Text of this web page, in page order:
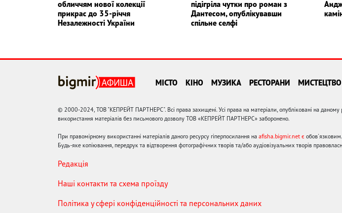
обличчям нової колекції
прикрас до 35-річчя
Незалежності України
підігріла чутки про роман з
Дантесом, опублікувавши
спільне селфі
МІСТО КІНО МУЗИКА РЕСТОРАНИ МИСТЕЦТВО
© 2000-2024, ТОВ "КЕПРЕЙТ ПАРТНЕРС". Всі права захищені. Усі права на матеріали, опубліковані на
використання матеріалів без письмового дозволу ТОВ «КЕПРЕЙТ ПАРТНЕРС» заборонено.
При правомірному використанні матеріалів даного ресурсу гіперпосилання на afisha.bigmir.net є обов'язковим.
Будь-яке копіювання, передрук та відтворення фотографічних творів та/або аудіовізуальних творів
Редакція
Наші контакти та схема проїзду
Політика у сфері конфіденційності та персональних даних